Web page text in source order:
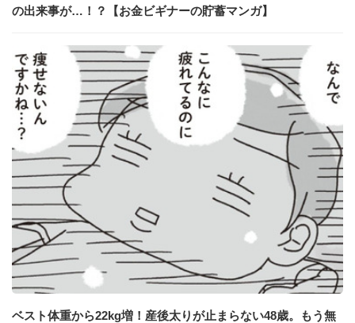
の出来事が…！？【お金ビギナーの貯蓄マンガ】
ベスト体重から22kg増！産後太りが止まらない48歳。もう無